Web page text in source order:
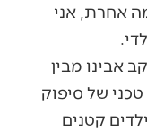
אחרת, אני
אבינו מבין
של סיפוק
קטנים